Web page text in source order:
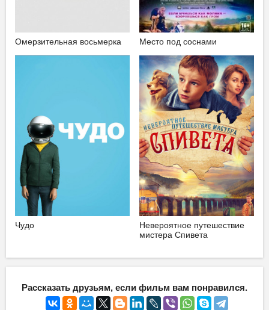
Омерзительная восьмерка Место под соснами
Чудо
Невероятное путешествие
мистера Спивета
Рассказать друзьям, если фильм вам понравился.